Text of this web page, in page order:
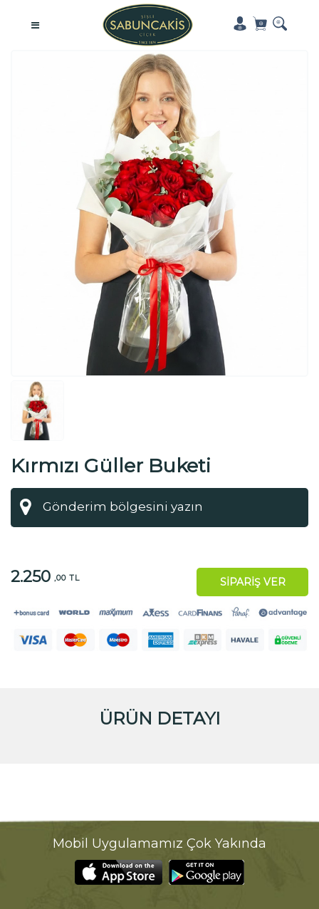
Kırmızı Güller Buketi
2.250 ,00 TL SİPARİŞ VER
ÜRÜN DETAYI
Mobil Uygulamamız Çok Yakında